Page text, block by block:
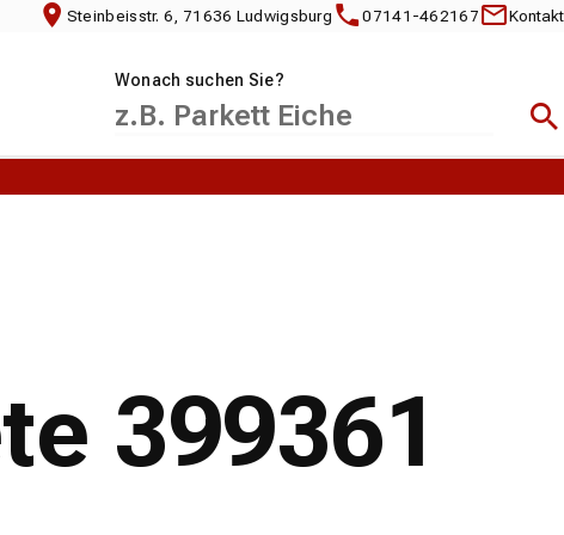
Steinbeisstr. 6, 71636 Ludwigsburg 07141-462167 Kontakt
Wonach suchen Sie?
399361